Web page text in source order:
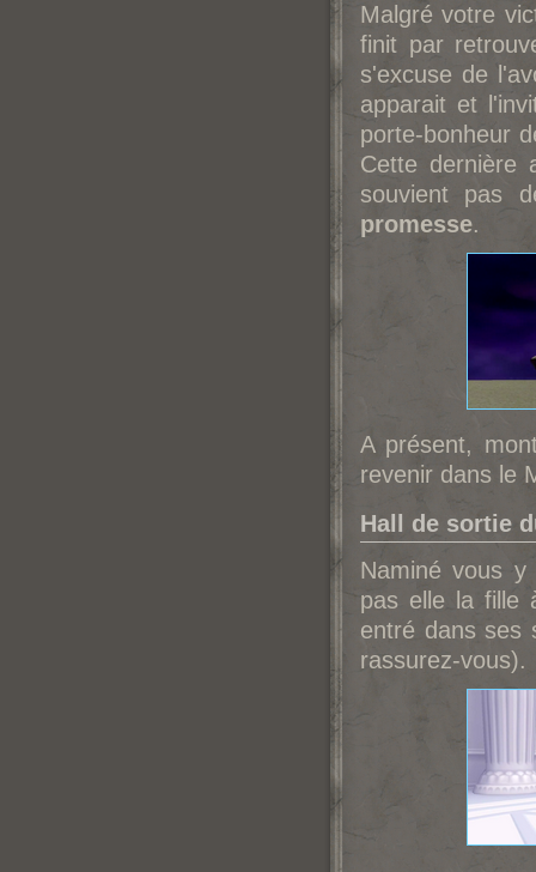
Malgré votre
finit par
s'excuse de
apparait et
porte-bonheur
Cette dernière
souvient pas
promesse.
A présent,
revenir dans le
Hall de sortie
Naminé vous
pas elle la fille
entré dans ses
rassurez-vous).